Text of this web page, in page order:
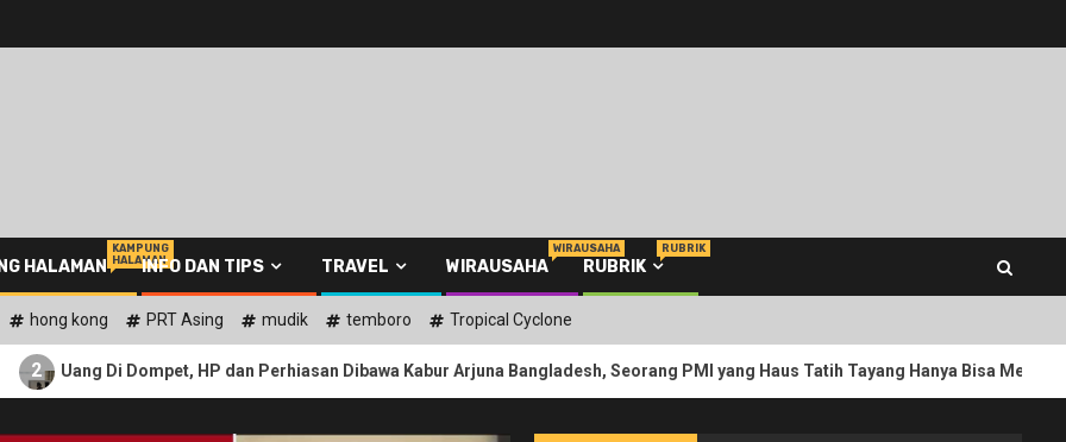
HALAMAN
KAMPUNG
HALAMANINFO DAN TIPS TRAVEL WIRAUSAHA
WIRAUSAHA
RUBRIK
RUBRIK
hong kong PRT Asing mudik temboro Tropical Cyclone
HP dan Perhiasan Dibawa Kabur Arjuna Bangladesh, Seorang PMI yang Haus Tatih Tayang Hanya Bisa Mengenang 3